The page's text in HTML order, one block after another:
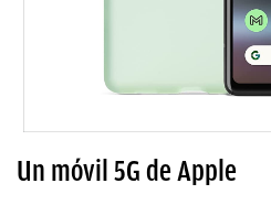
Un móvil 5G de Apple